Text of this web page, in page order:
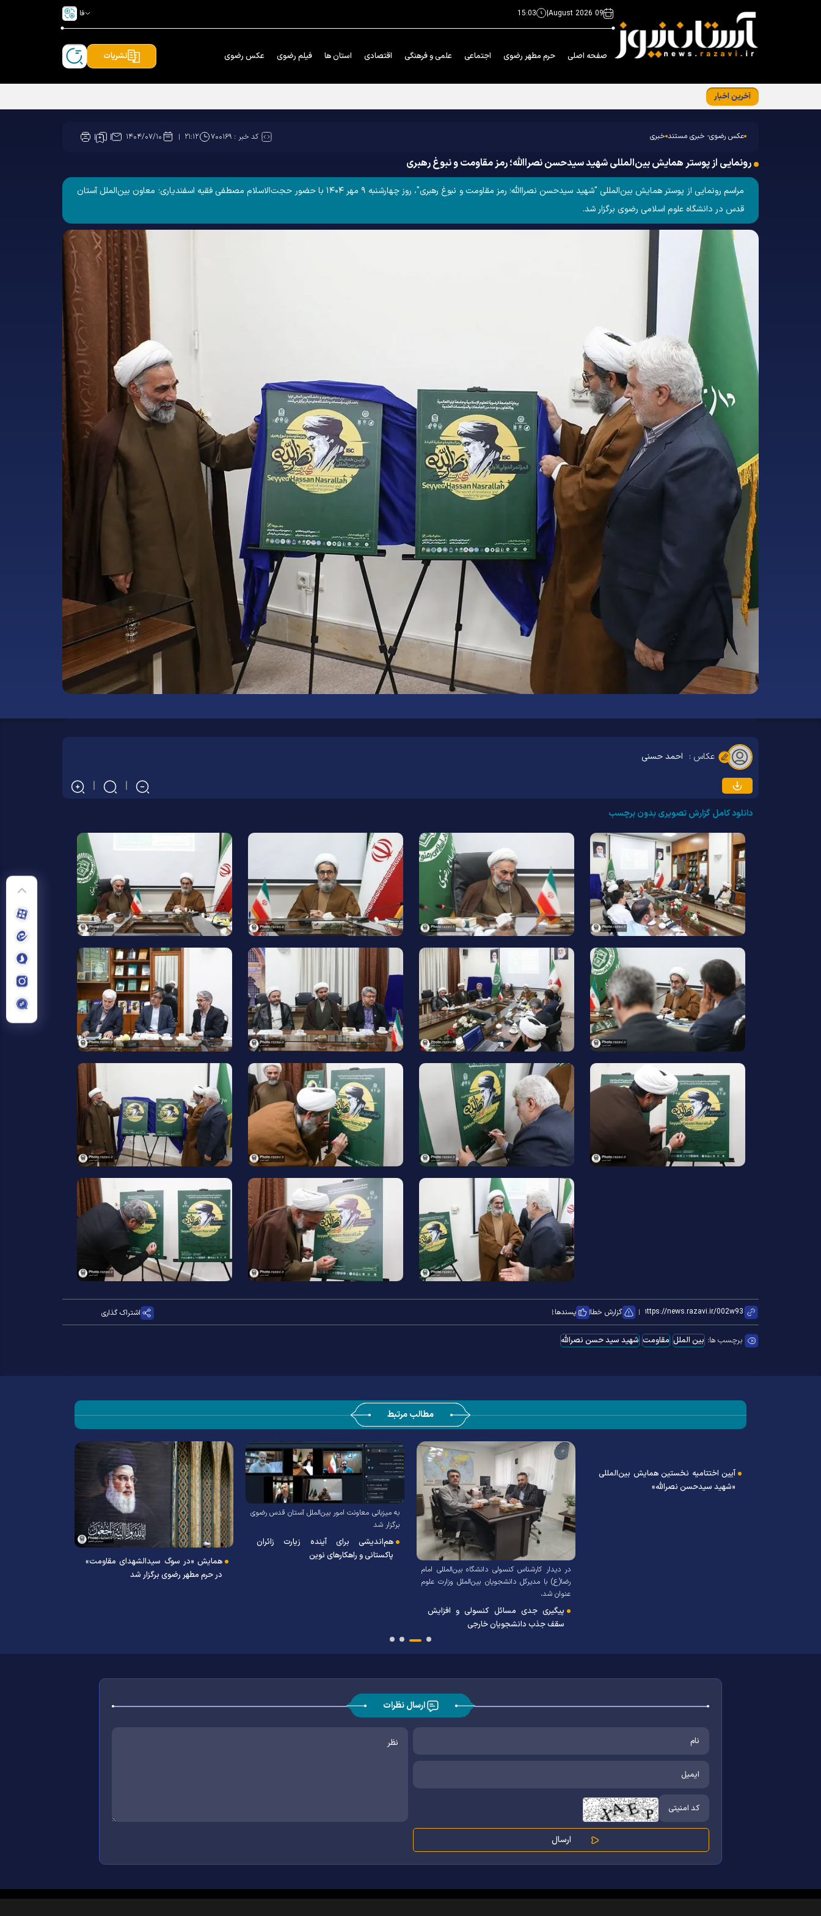
09 August 2026
|
15:03 فا
صفحه اصلی حرم مطهر رضوی اجتماعی علمی و فرهنگی اقتصادی استان ها فیلم رضوی عکس رضوی نشریات
آخرین اخبار
عکس رضوی- خبری مستند خبری کد خبر :۷۰۰۱۶۹ ۲۱:۱۲ ۱۴۰۴/۰۷/۱۰
رونمایی از پوستر همایش بین‌المللی شهید سیدحسن نصراالله؛ رمز مقاومت و نبوغ رهبری
مراسم رونمایی از پوستر همایش بین‌المللی "شهید سیدحسن نصراالله؛ رمز مقاومت و نبوغ رهبری"، روز چهارشنبه ۹ مهر ۱۴۰۴ با حضور حجت‌الاسلام مصطفی فقیه اسفندیاری؛ معاون بین‌الملل آستان
قدس در دانشگاه علوم اسلامی رضوی برگزار شد.
عکاس : احمد حسنی
دانلود کامل گزارش تصویری بدون برچسب
گزارش خطا پسندها: اشتراک گذاری
برچسب ها: بین الملل مقاومت شهید سید حسن نصرالله
مطالب مرتبط
آیین اختتامیه نخستین همایش بین‌المللی
«شهید سیدحسن نصرالله»
در دیدار کارشناس کنسولی دانشگاه بین‌المللی امام
رضا(ع) با مدیرکل دانشجویان بین‌الملل وزارت علوم
عنوان شد،
پیگیری جدی مسائل کنسولی و افزایش
سقف جذب دانشجویان خارجی
به میزبانی معاونت امور بین‌الملل آستان قدس رضوی
برگزار شد
هم‌اندیشی برای آینده زیارت زائران
پاکستانی و راهکارهای نوین
همایش «در سوگ سیدالشهدای مقاومت»
در حرم مطهر رضوی برگزار شد
ارسال نظرات